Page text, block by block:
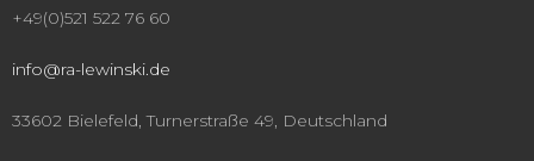
+49(0)521 522 76 60
info@ra-lewinski.de
33602 Bielefeld, Turnerstraße 49, Deutschland